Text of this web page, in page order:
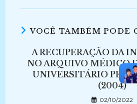
VOCÊ TAMBÉM PODE
A RECUPERAÇÃO DA
NO ARQUIVO MÉDICO
UNIVERSITÁRIO
(2004)
02/10/2022